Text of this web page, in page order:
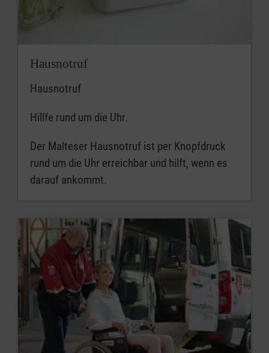
Hausnotruf
Hausnotruf
Hillfe rund um die Uhr.
Der Malteser Hausnotruf ist per Knopfdruck
rund um die Uhr erreichbar und hilft, wenn es
darauf ankommt.